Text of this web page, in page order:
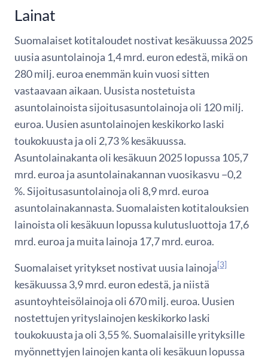
Lainat
Suomalaiset kotitaloudet nostivat kesäkuussa 2025
uusia asuntolainoja 1,4 mrd. euron edestä, mikä on
280 milj. euroa enemmän kuin vuosi sitten
vastaavaan aikaan. Uusista nostetuista
asuntolainoista sijoitusasuntolainoja oli 120 milj.
euroa. Uusien asuntolainojen keskikorko laski
toukokuusta ja oli 2,73 % kesäkuussa.
Asuntolainakanta oli kesäkuun 2025 lopussa 105,7
mrd. euroa ja asuntolainakannan vuosikasvu −0,2
%. Sijoitusasuntolainoja oli 8,9 mrd. euroa
asuntolainakannasta. Suomalaisten kotitalouksien
lainoista oli kesäkuun lopussa kulutusluottoja 17,6
mrd. euroa ja muita lainoja 17,7 mrd. euroa.
Suomalaiset yritykset nostivat uusia lainoja[3]
kesäkuussa 3,9 mrd. euron edestä, ja niistä
asuntoyhteisölainoja oli 670 milj. euroa. Uusien
nostettujen yrityslainojen keskikorko laski
toukokuusta ja oli 3,55 %. Suomalaisille yrityksille
myönnettyjen lainojen kanta oli kesäkuun lopussa